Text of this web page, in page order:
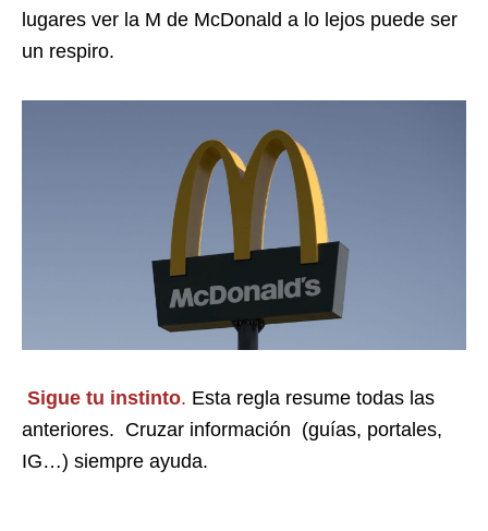
lugares ver la M de McDonald a lo lejos puede ser
un respiro.
Sigue tu instinto. Esta regla resume todas las
anteriores. Cruzar información (guías, portales,
IG…) siempre ayuda.